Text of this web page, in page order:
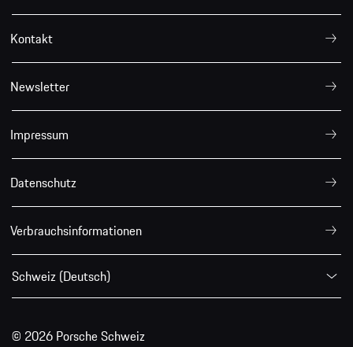
Kontakt
Newsletter
Impressum
Datenschutz
Verbrauchsinformationen
Schweiz (Deutsch)
© 2026 Porsche Schweiz